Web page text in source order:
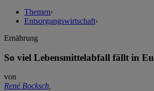
Themen›
Entsorgungswirtschaft›
Ernährung
So viel Lebensmittelabfall fällt in
von
René Bocksch,